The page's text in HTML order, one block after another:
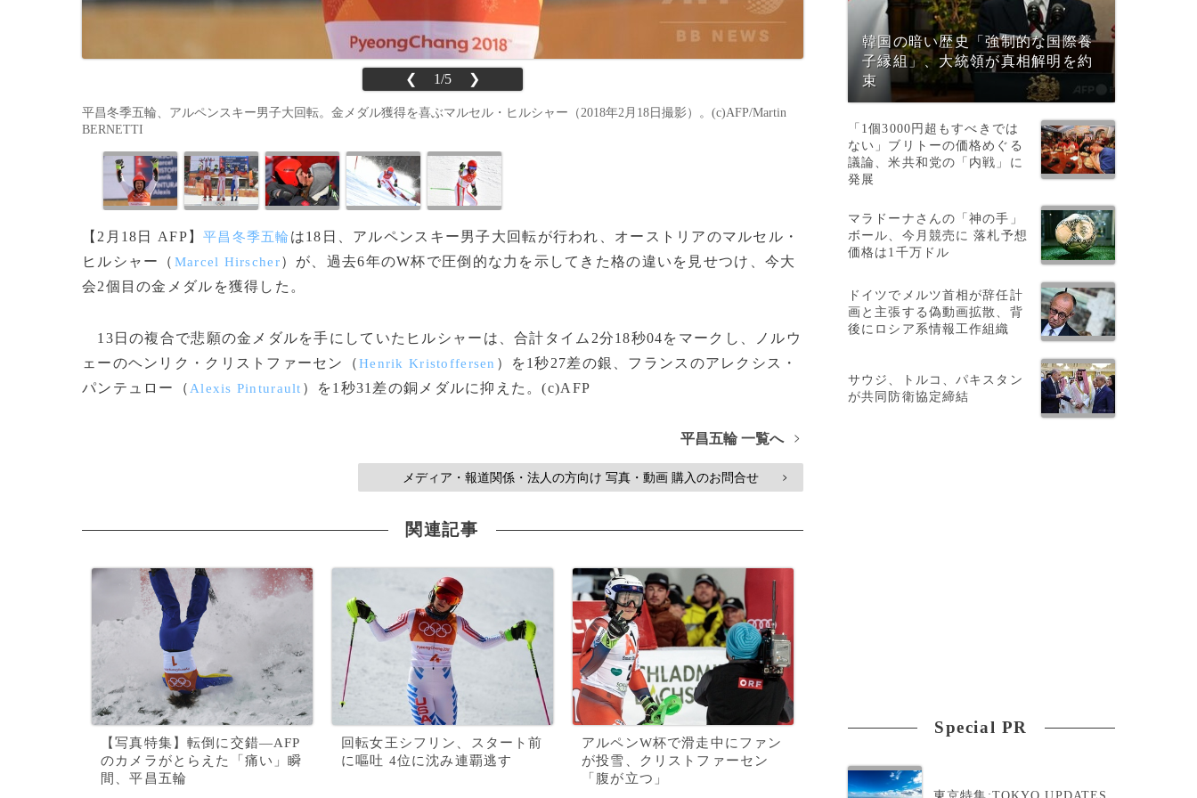
❮ 1/5 ❯
平昌冬季五輪、アルペンスキー男子大回転。金メダル獲得を喜ぶマルセル・ヒルシャー（2018年2月18日撮影）。(c)AFP/Martin
BERNETTI
【2月18日 AFP】平昌冬季五輪 は18日、アルペンスキー男子大回転が行われ、オーストリアのマルセル・
ヒルシャー（ Marcel Hirscher）が、過去6年のW杯で圧倒的な力を示してきた格の違いを見せつけ、今大
会2個目の金メダルを獲得した。
13日の複合で悲願の金メダルを手にしていたヒルシャーは、合計タイム2分18秒04をマークし、ノルウ
ェーのヘンリク・クリストファーセン（Henrik Kristoffersen ）を1秒27差の銀、フランスのアレクシス・
パンテュロー（ Alexis Pinturault ）を1秒31差の銅メダルに抑えた。(c)AFP
平昌五輪 一覧へ >
メディア・報道関係・法人の方向け 写真・動画 購入のお問合せ >
関連記事
【写真特集】転倒に交錯―AFP
のカメラがとらえた「痛い」瞬
間、平昌五輪
回転女王シフリン、スタート前
に嘔吐 4位に沈み連覇逃す
アルペンW杯で滑走中にファン
が投雪、クリストファーセン
「腹が立つ」
韓国の暗い歴史「強制的な国際養
子縁組」、大統領が真相解明を約
束
「1個3000円超もすべきでは
ない」ブリトーの価格めぐる
議論、米共和党の「内戦」に
発展
マラドーナさんの「神の手」
ボール、今月競売に 落札予想
価格は1千万ドル
ドイツでメルツ首相が辞任計
画と主張する偽動画拡散、背
後にロシア系情報工作組織
サウジ、トルコ、パキスタン
が共同防衛協定締結
Special PR
東京特集:TOKYO UPDATES